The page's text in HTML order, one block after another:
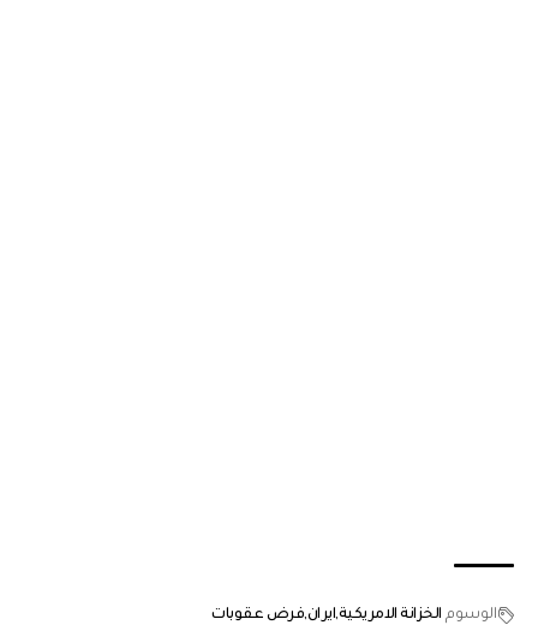
الوسوم الخزانة الامريكيةايرانفرض عقوبات